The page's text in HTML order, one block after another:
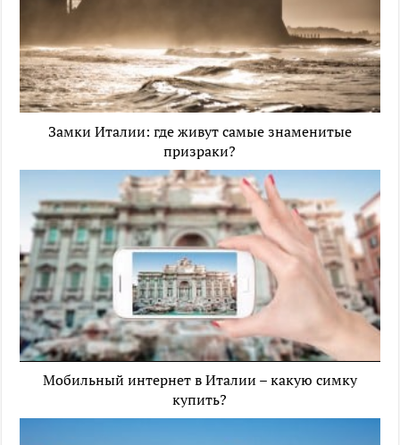
Замки Италии: где живут самые знаменитые
призраки?
Мобильный интернет в Италии – какую симку
купить?